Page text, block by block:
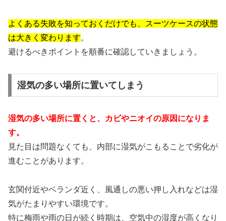
よくある失敗を知っておくだけでも、スーツケースの状態
は大きく変わります。
避けるべきポイントを順番に確認していきましょう。
湿気の多い場所に置いてしまう
湿気の多い場所に置くと、カビやニオイの原因になりま
す。
見た目は問題なくても、内部に湿気がこもることで劣化が
進むことがあります。
玄関付近やベランダ近く、風通しの悪い押し入れなどは湿
気がたまりやすい環境です。
特に梅雨や雨の日が続く時期は、空気中の湿度が高くなり